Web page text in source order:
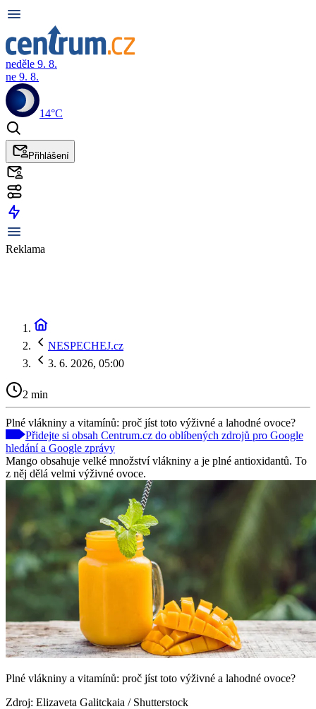
neděle 9. 8.
ne 9. 8.
14°C
Přihlášení
Reklama
NESPECHEJ.cz
3. 6. 2026, 05:00
2 min
Plné vlákniny a vitamínů: proč jíst toto výživné a lahodné ovoce?
Přidejte si obsah Centrum.cz do oblíbených zdrojů pro Google
hledání a Google zprávy
Mango obsahuje velké množství vlákniny a je plné antioxidantů. To
z něj dělá velmi výživné ovoce.
Plné vlákniny a vitamínů: proč jíst toto výživné a lahodné ovoce?
Zdroj: Elizaveta Galitckaia / Shutterstock